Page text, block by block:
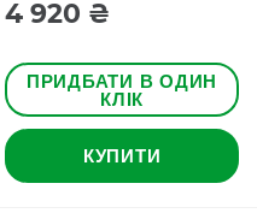
4 920 ₴
ПРИДБАТИ В ОДИН
КЛІК
КУПИТИ